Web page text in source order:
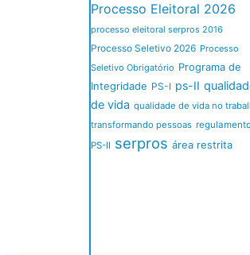
Processo Eleitoral 2026
processo eleitoral serpros 2016
Processo Seletivo 2026 Processo
Seletivo Obrigatório Programa de
Integridade PS-I ps-II
de vida qualidade de vida no
transformando pessoas
PS-II serpros área restrita